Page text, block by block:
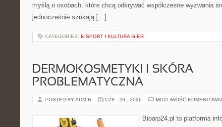
myślą o osobach, które chcą odkrywać współczesne wyzwania
jednocześnie szukają […]
CATEGORIES: E-SPORT I KULTURA GIER
DERMOKOSMETYKI I SKÓRA
PROBLEMATYCZNA
POSTED BY ADMIN CZE - 20 - 2026 MOŻLIWOŚĆ
Bioarp24.pl to platforma